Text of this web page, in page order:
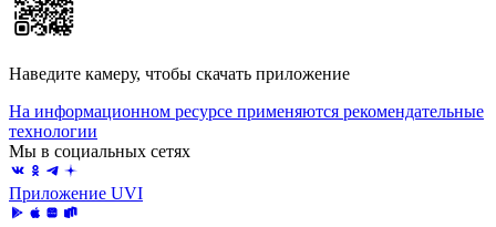
Наведите камеру, чтобы скачать приложение
На информационном ресурсе применяются рекомендательные
технологии
Мы в социальных сетях
Приложение UVI